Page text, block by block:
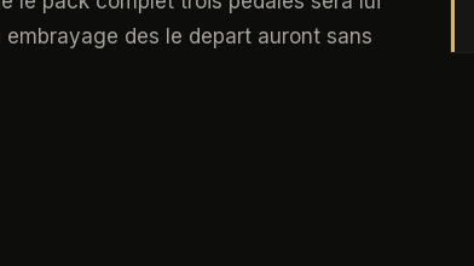
des le depart auront sans